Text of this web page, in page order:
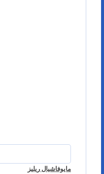
مایوفاشیال ریلیز